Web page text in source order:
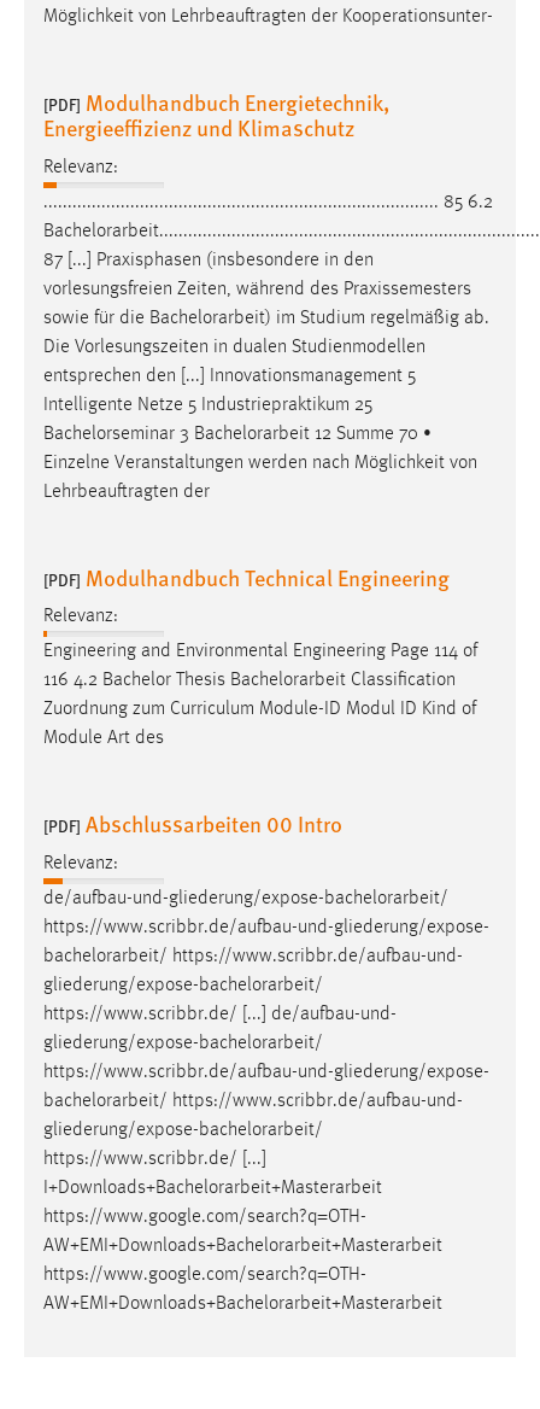
Möglichkeit von Lehrbeauftragten der Kooperationsunter-
[PDF] Modulhandbuch Energietechnik,
Energieeffizienz und Klimaschutz
Relevanz:
.................................................................................. 85 6.2
Bachelorarbeit
87 [...] Praxisphasen (insbesondere in den
vorlesungsfreien Zeiten, während des Praxissemesters
sowie für die Bachelorarbeit) im Studium regelmäßig ab.
Die Vorlesungszeiten in dualen Studienmodellen
entsprechen den [...] Innovationsmanagement 5
Intelligente Netze 5 Industriepraktikum 25
Bachelorseminar 3 Bachelorarbeit 12 Summe 70 •
Einzelne Veranstaltungen werden nach Möglichkeit von
Lehrbeauftragten der
[PDF] Modulhandbuch Technical Engineering
Relevanz:
Engineering and Environmental Engineering Page 114 of
116 4.2 Bachelor Thesis Bachelorarbeit Classification
Zuordnung zum Curriculum Module-ID Modul ID Kind of
Module Art des
[PDF] Abschlussarbeiten 00 Intro
Relevanz:
de/aufbau-und-gliederung/expose-bachelorarbeit/
https://www.scribbr.de/aufbau-und-gliederung/expose-
bachelorarbeit/ https://www.scribbr.de/aufbau-und-
gliederung/expose-bachelorarbeit/
https://www.scribbr.de/ [...] de/aufbau-und-
gliederung/expose-bachelorarbeit/
https://www.scribbr.de/aufbau-und-gliederung/expose-
bachelorarbeit/ https://www.scribbr.de/aufbau-und-
gliederung/expose-bachelorarbeit/
https://www.scribbr.de/ [...]
I+Downloads+Bachelorarbeit+Masterarbeit
https://www.google.com/search?q=OTH-
AW+EMI+Downloads+Bachelorarbeit+Masterarbeit
https://www.google.com/search?q=OTH-
AW+EMI+Downloads+Bachelorarbeit+Masterarbeit